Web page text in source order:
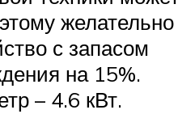
желательно
с запасом
на 15%.
– 4.6 кВт.